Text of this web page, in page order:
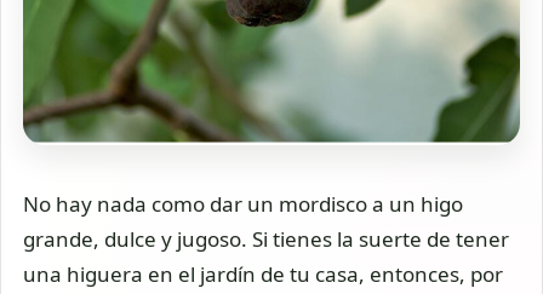
No hay nada como dar un mordisco a un higo
grande, dulce y jugoso. Si tienes la suerte de tener
una higuera en el jardín de tu casa, entonces, por